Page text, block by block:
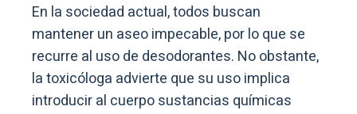
En la sociedad actual, todos buscan
mantener un aseo impecable, por lo que se
recurre al uso de desodorantes. No obstante,
la toxicóloga advierte que su uso implica
introducir al cuerpo sustancias químicas